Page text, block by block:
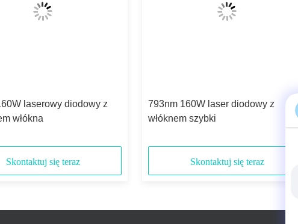
laserowy diodowy z
włókna
Skontaktuj się teraz
793nm 160W laser diodowy z
włóknem szybki
Skontaktuj się teraz